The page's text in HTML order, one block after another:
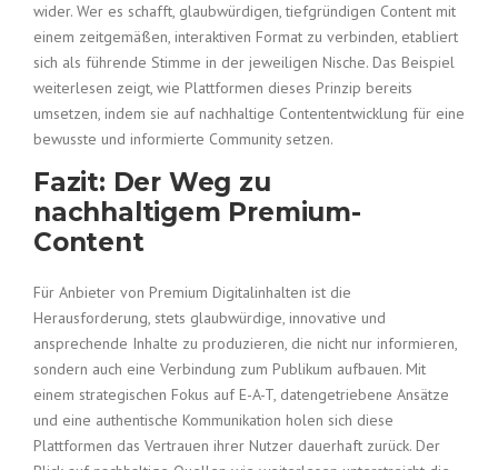
wider. Wer es schafft, glaubwürdigen, tiefgründigen Content mit
einem zeitgemäßen, interaktiven Format zu verbinden, etabliert
sich als führende Stimme in der jeweiligen Nische. Das Beispiel
weiterlesen zeigt, wie Plattformen dieses Prinzip bereits
umsetzen, indem sie auf nachhaltige Contententwicklung für eine
bewusste und informierte Community setzen.
Fazit: Der Weg zu
nachhaltigem Premium-
Content
Für Anbieter von Premium Digitalinhalten ist die
Herausforderung, stets glaubwürdige, innovative und
ansprechende Inhalte zu produzieren, die nicht nur informieren,
sondern auch eine Verbindung zum Publikum aufbauen. Mit
einem strategischen Fokus auf E-A-T, datengetriebene Ansätze
und eine authentische Kommunikation holen sich diese
Plattformen das Vertrauen ihrer Nutzer dauerhaft zurück. Der